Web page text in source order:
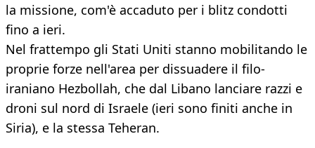
la missione, com'è accaduto per i blitz condotti
fino a ieri.
Nel frattempo gli Stati Uniti stanno mobilitando le
proprie forze nell'area per dissuadere il filo-
iraniano Hezbollah, che dal Libano lanciare razzi e
droni sul nord di Israele (ieri sono finiti anche in
Siria), e la stessa Teheran.